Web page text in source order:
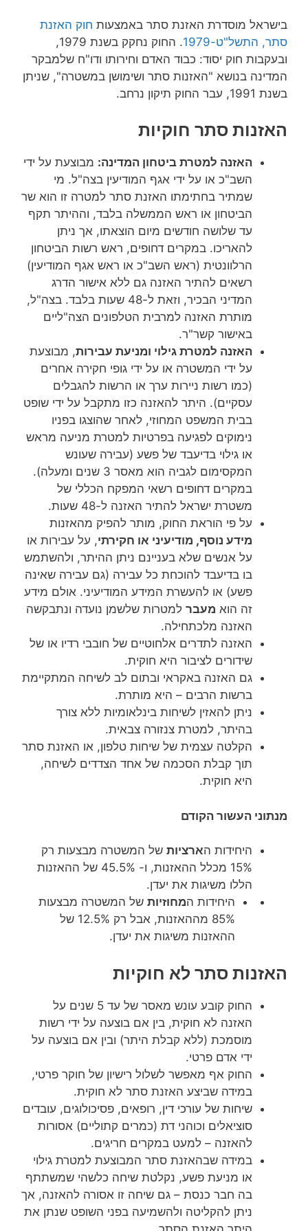
מוסדרת האזנת סתר באמצעותחוק האזנת
התשל"ט-1979
. החוק נחקק בשנת 1979,
חוק יסוד: כבוד האדם וחירותו ודו"ח שלמבקר
בנושא "האזנות סתר ושימושן במשטרה", שניתן
סתר חוקיות
האזנה למטרת ביטחון המדינה:מבוצעת על ידי
השב"כ או על ידי אגף המודיעין בצה"ל. מי
שמתיר בחתימתו האזנת סתר למטרה זו הוא שר
הביטחון או ראש הממשלה בלבד, וההיתר תקף
עד שלושה חודשים מיום הוצאתו, אך ניתן
להאריכו. במקרים דחופים, ראש רשות הביטחון
הרלוונטית (ראש השב"כ או ראש אגף המודיעין)
רשאים להתיר האזנה גם ללא אישור הדרג
המדיני הבכיר, וזאת ל-48 שעות בלבד. בצה"ל,
מותרת האזנה למרבית הטלפונים הצה"ליים
באישור קשר"ר.
האזנה למטרת גילוי ומניעת עבירות , מבוצעת
על ידי המשטרה או על ידי גופי חקירה אחרים
(כמו רשות ניירות ערך או הרשות להגבלים
עסקיים). היתר להאזנה כזו מתקבל על ידי שופט
בבית המשפט המחוזי, לאחר שהוצגו בפניו
נימוקים לפגיעה בפרטיות למטרת מניעה מראש
או גילוי בדיעבד של פשע (עבירה שעונש
המקסימום לגביה הוא מאסר 3 שנים ומעלה).
במקרים דחופים רשאי המפקח הכללי של
משטרת ישראל להתיר האזנה ל-48 שעות.
על פי הוראת החוק, מותר להפיק מהאזנות
מידע נוסף, מודיעיני או חקירתי , על עבירות או
על אנשים שלא בעניינם ניתן ההיתר, ולהשתמש
בו בדיעבד להוכחת כל עבירה (גם עבירה שאינה
פשע) או להעשרת המידע המודיעיני. אולם מידע
מעברלמטרות שלשמן נועדה ונתבקשה
האזנה מלכתחילה.
האזנה לתדרים אלחוטיים של חובבי רדיו או של
שידורים לציבור היא חוקית.
גם האזנה באקראי ובתום לב לשיחה המתקיימת
ברשות הרבים – היא מותרת.
ניתן להאזין לשיחות בינלאומיות ללא צורך
בהיתר, למטרת צנזורה צבאית.
הקלטה עצמית של שיחות טלפון, או האזנת סתר
תוך קבלת הסכמה של אחד הצדדים לשיחה,
היא חוקית.
העשור הקודם
היחידות הארציותשל המשטרה מבצעות רק
15% מכלל ההאזנות, ו- 45.5% של ההאזנות
הללו משיגות את יעדן.
היחידות המחוזיותשל המשטרה מבצעות
85% מההאזנות, אבל רק 12.5% של
ההאזנות משיגות את יעדן.
סתר לא חוקיות
החוק קובע עונש מאסר של עד 5 שנים על
האזנה לא חוקית, בין אם בוצעה על ידי רשות
מוסמכת (ללא קבלת היתר) ובין אם בוצעה על
ידי אדם פרטי.
החוק אף מאפשר לשלול רישיון של חוקר פרטי,
במידה שביצע האזנת סתר לא חוקית.
שיחות של עורכי דין, רופאים, פסיכולוגים, עובדים
סוציאלים וכוהני דת (כמרים קתוליים) אסורות
להאזנה – למעט במקרים חריגים.
במידה שבהאזנת סתר המבוצעת למטרת גילוי
או מניעת פשע, נקלטת שיחה כלשהי שמשתתף
בה חבר כנסת – גם שיחה זו אסורה להאזנה, אך
ניתן להקליטה ולהשמיעה בפני השופט שנתן את